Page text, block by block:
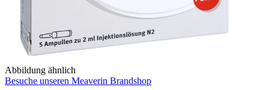
Abbildung ähnlich
Besuche unseren Meaverin Brandshop